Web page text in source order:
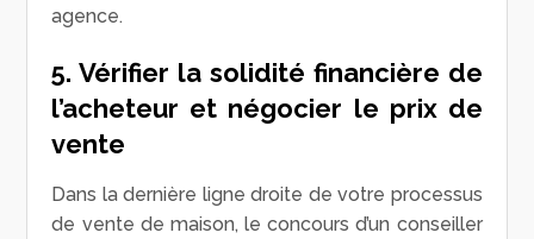
agence.
5. Vérifier la solidité financière de
l’acheteur et négocier le prix de
vente
Dans la dernière ligne droite de votre processus
de vente de maison, le concours d’un conseiller